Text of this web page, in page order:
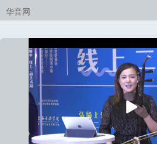
华音网
放